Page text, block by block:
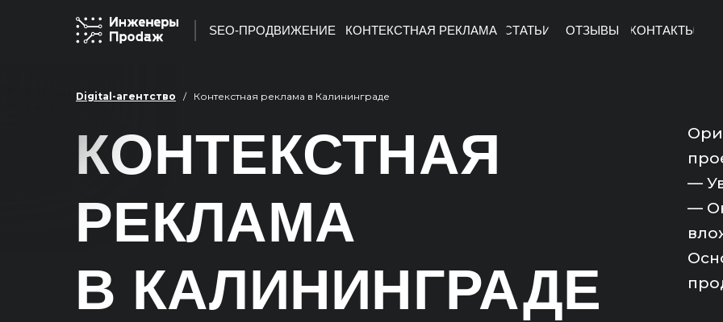
SEO-ПРОДВИЖЕНИЕ КОНТЕКСТНАЯ РЕКЛАМА КОНТАКТЫ
ОТЗЫВЫ
СТАТЬИ
КОНТЕКСТНАЯ
РЕКЛАМА
В КАЛИНИНГРАДЕ
Digital-агентство / Контекстная реклама в Калининграде
—
—